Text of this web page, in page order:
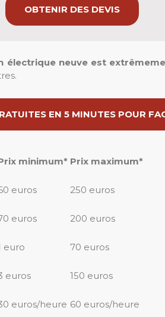
OBTENIR DES DEVIS
électrique neuve est
EN 5 MINUTES POUR
minimum* Prix maximum*
euros
250 euros
euros
200 euros
euro
70 euros
euros
150 euros
euros/heure 60 euros/heure